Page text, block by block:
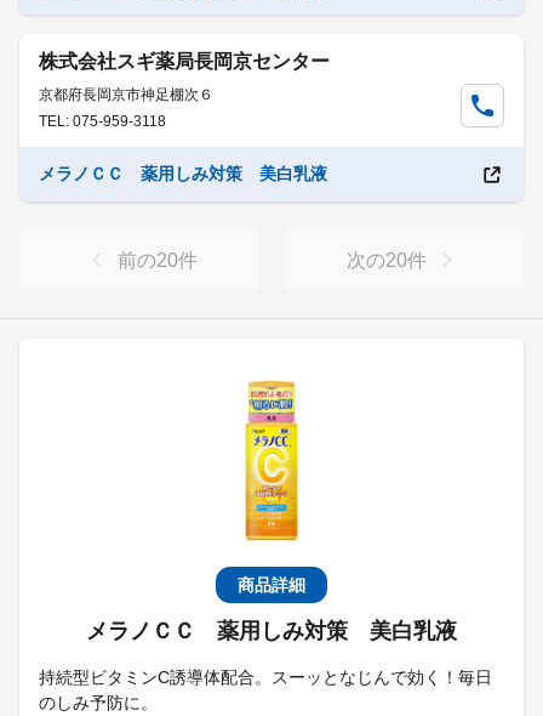
商品詳細
メラノＣＣ 薬用しみ対策 美白乳液
持続型ビタミンC誘導体配合。スーッとなじんで効く！毎日
のしみ予防に。
株式会社スギ薬局長岡京センター
京都府長岡京市神足棚次６
TEL: 075-959-3118
メラノＣＣ 薬用しみ対策 美白乳液
前の20件 次の20件